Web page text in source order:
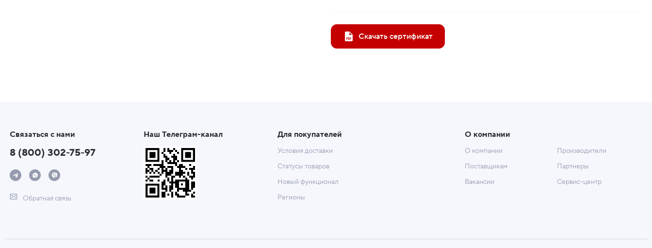
Скачать сертификат
Связаться с нами
8 (800) 302-75-97
Обратная связь
Наш Телеграм-канал Для покупателей
Условия доставки
Статусы товаров
Новый функционал
Регионы
О компании
О компании
Поставщикам
Вакансии
Производители
Партнеры
Сервис-центр